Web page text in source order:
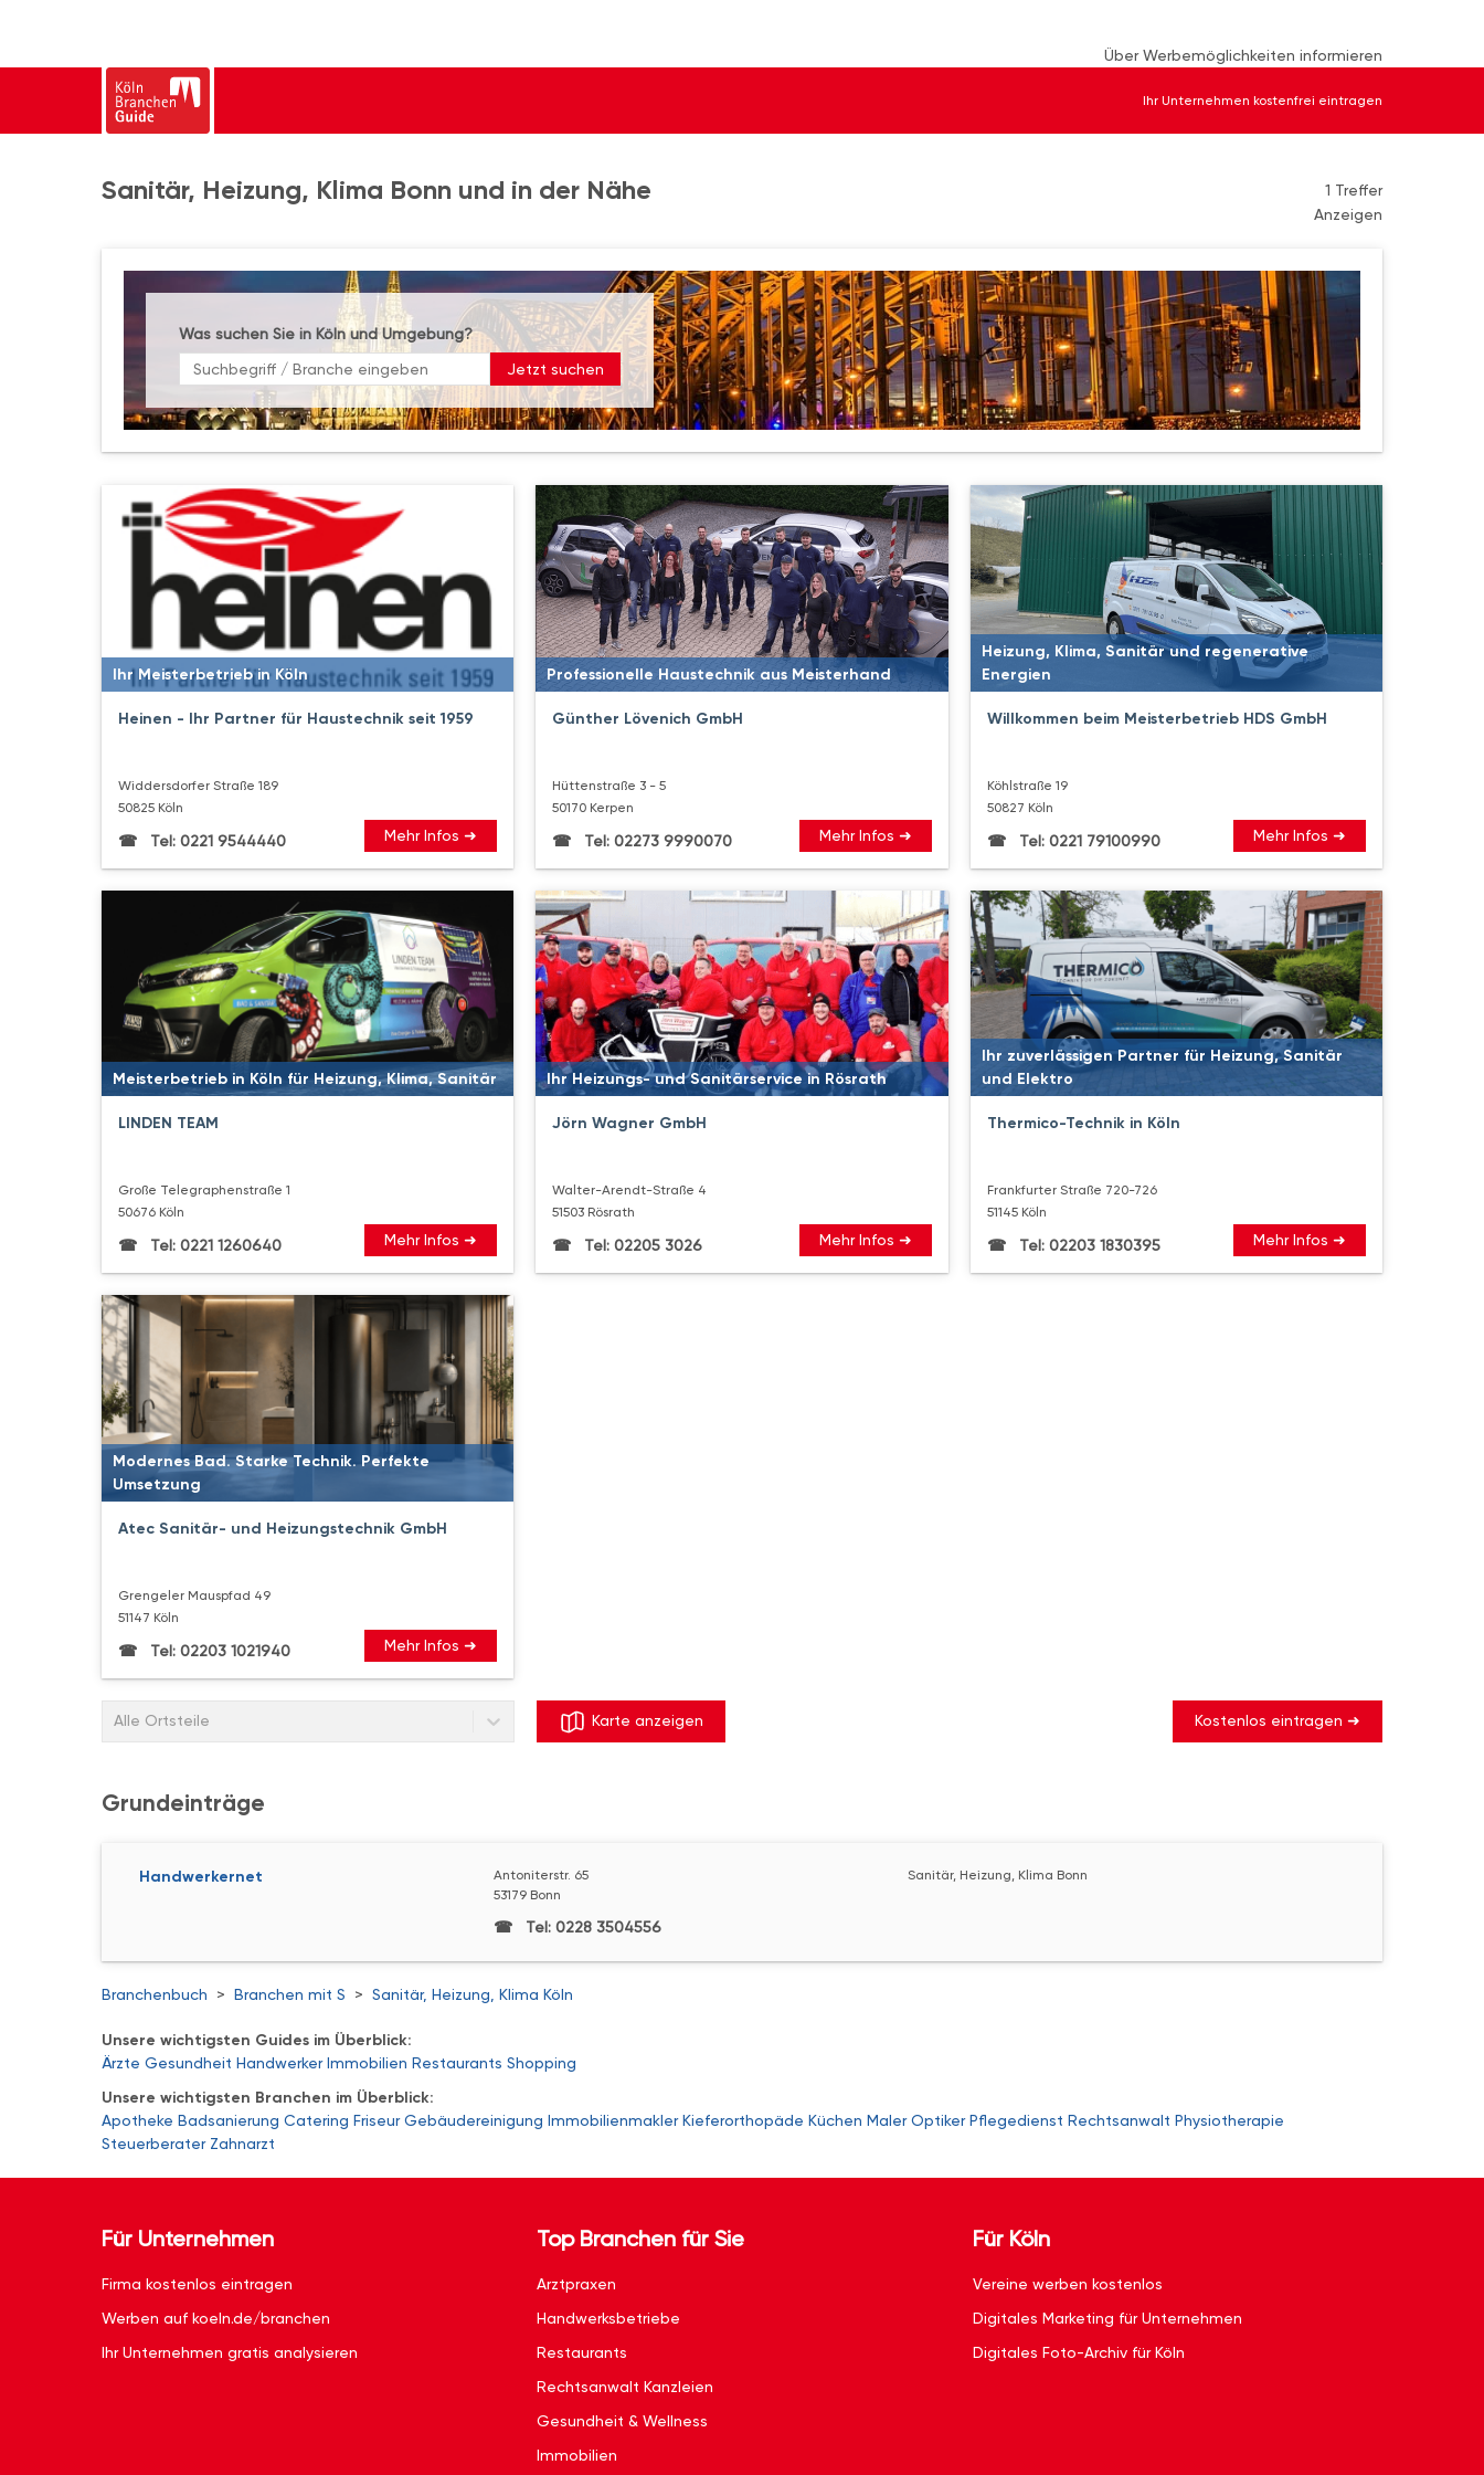
Über Werbemöglichkeiten informieren
Ihr Unternehmen kostenfrei eintragen
Sanitär, Heizung, Klima Bonn und in der Nähe
1 Treffer
Anzeigen
Was suchen Sie in Köln und Umgebung?
Jetzt suchen
Ihr Meisterbetrieb in Köln
Heinen - Ihr Partner für Haustechnik seit 1959
Widdersdorfer Straße 189
50825 Köln
Tel: 0221 9544440 Mehr Infos ➜
Professionelle Haustechnik aus Meisterhand
Günther Lövenich GmbH
Hüttenstraße 3 - 5
50170 Kerpen
Tel: 02273 9990070 Mehr Infos ➜
Heizung, Klima, Sanitär und regenerative
Energien
Willkommen beim Meisterbetrieb HDS GmbH
Köhlstraße 19
50827 Köln
Tel: 0221 79100990 Mehr Infos ➜
Meisterbetrieb in Köln für Heizung, Klima, Sanitär
LINDEN TEAM
Große Telegraphenstraße 1
50676 Köln
Tel: 0221 1260640 Mehr Infos ➜
Ihr Heizungs- und Sanitärservice in Rösrath
Jörn Wagner GmbH
Walter-Arendt-Straße 4
51503 Rösrath
Tel: 02205 3026 Mehr Infos ➜
Ihr zuverlässigen Partner für Heizung, Sanitär
und Elektro
Thermico-Technik in Köln
Frankfurter Straße 720-726
51145 Köln
Tel: 02203 1830395 Mehr Infos ➜
Modernes Bad. Starke Technik. Perfekte
Umsetzung
Atec Sanitär- und Heizungstechnik GmbH
Grengeler Mauspfad 49
51147 Köln
Tel: 02203 1021940 Mehr Infos ➜
Alle Ortsteile Karte anzeigen Kostenlos eintragen ➜
Grundeinträge
Handwerkernet
Antoniterstr. 65
53179 Bonn
Tel: 0228 3504556
Sanitär, Heizung, Klima Bonn
Branchenbuch > Branchen mit S > Sanitär, Heizung, Klima Köln
Unsere wichtigsten Guides im Überblick:
Ärzte Gesundheit Handwerker Immobilien Restaurants Shopping
Unsere wichtigsten Branchen im Überblick:
Apotheke Badsanierung Catering Friseur Gebäudereinigung Immobilienmakler Kieferorthopäde Küchen Maler Optiker Pflegedienst Rechtsanwalt Physiotherapie
Steuerberater Zahnarzt
Für Unternehmen
Firma kostenlos eintragen
Werben auf koeln.de/branchen
Ihr Unternehmen gratis analysieren
Top Branchen für Sie
Arztpraxen
Handwerksbetriebe
Restaurants
Rechtsanwalt Kanzleien
Gesundheit & Wellness
Immobilien
Für Köln
Vereine werben kostenlos
Digitales Marketing für Unternehmen
Digitales Foto-Archiv für Köln